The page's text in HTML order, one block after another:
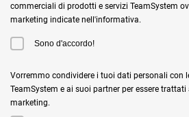
commerciali di prodotti e servizi TeamSystem
marketing indicate nell'informativa.
Sono d'accordo!
Vorremmo condividere i tuoi dati personali con
TeamSystem e ai suoi partner per essere
marketing.